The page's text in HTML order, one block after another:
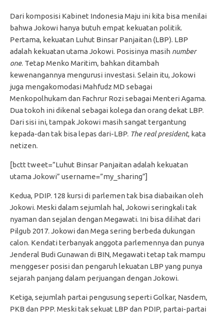
Dari komposisi Kabinet Indonesia Maju ini kita bisa menilai
bahwa Jokowi hanya butuh empat kekuatan politik.
Pertama, kekuatan Luhut Binsar Panjaitan (LBP). LBP
adalah kekuatan utama Jokowi. Posisinya masih number
one. Tetap Menko Maritim, bahkan ditambah
kewenangannya mengurusi investasi. Selain itu, Jokowi
juga mengakomodasi Mahfudz MD sebagai
Menkopolhukam dan Fachrur Rozi sebagai Menteri Agama.
Dua tokoh ini dikenal sebagai kolega dan orang dekat LBP.
Dari sisi ini, tampak Jokowi masih sangat tergantung
kepada-dan tak bisa lepas dari-LBP. The real president, kata
netizen.
[bctt tweet=”Luhut Binsar Panjaitan adalah kekuatan
utama Jokowi” username=”my_sharing”]
Kedua, PDIP. 128 kursi di parlemen tak bisa diabaikan oleh
Jokowi. Meski dalam sejumlah hal, Jokowi seringkali tak
nyaman dan sejalan dengan Megawati. Ini bisa dilihat dari
Pilgub 2017. Jokowi dan Mega sering berbeda dukungan
calon. Kendati terbanyak anggota parlemennya dan punya
Jenderal Budi Gunawan di BIN, Megawati tetap tak mampu
menggeser posisi dan pengaruh lekuatan LBP yang punya
sejarah panjang dalam perjuangan dengan Jokowi.
Ketiga, sejumlah partai pengusung seperti Golkar, Nasdem,
PKB dan PPP. Meski tak sekuat LBP dan PDIP, partai-partai